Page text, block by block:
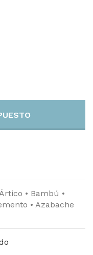
• Bambú •
• Azabache